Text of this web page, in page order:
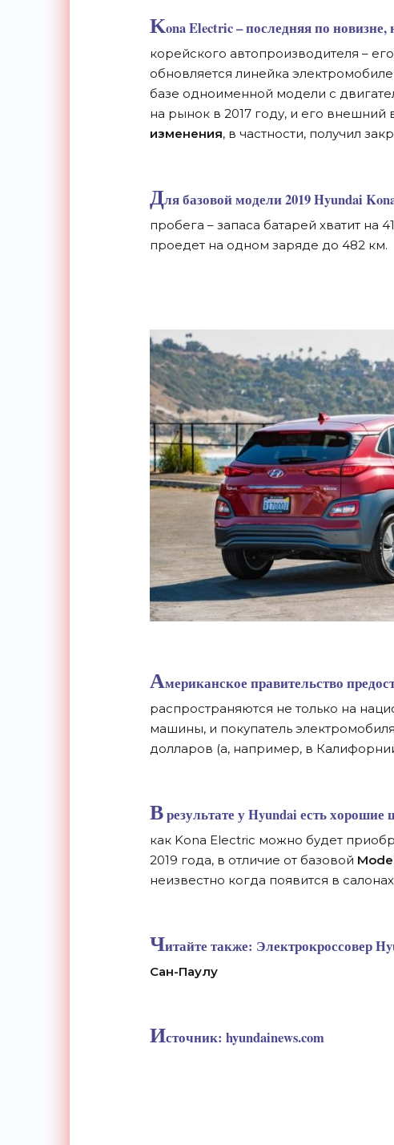
Kona Electric – последняя по
корейского автопроизводителя –
обновляется линейка
базе одноименной модели с
на рынок в 2017 году, и его
изменения, в частности, получил
Для базовой модели 2019 Hyundai
пробега – запаса батарей хватит на
проедет на одном заряде до 482 км.
Американское правительство
распространяются не только на
машины, и покупатель
долларов (а, например, в
Врезультате у Hyundai есть хорошие
как Kona Electric можно будет
2019 года, в отличие от базовой
неизвестно когда появится в
Читайте также: Электрокроссовер
Сан-Паулу
Источник: hyundainews.com